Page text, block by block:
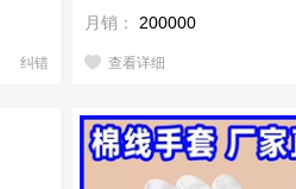
纠错
月销：
200000
查看详细